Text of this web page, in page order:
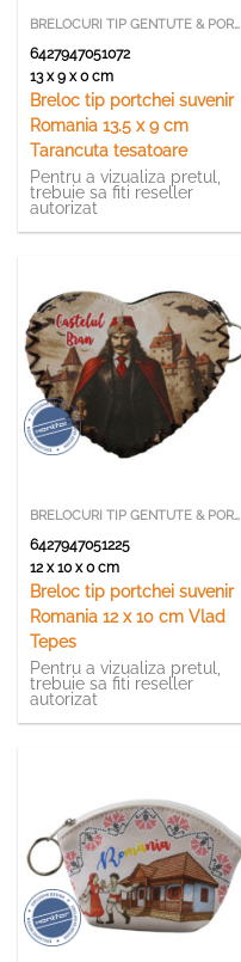
BRELOCURI TIP GENTUTE & PORTCHEI
6427947051072
13 x 9 x 0 cm
Breloc tip portchei suvenir
Romania 13.5 x 9 cm
Tarancuta tesatoare
Pentru a vizualiza pretul,
trebuie sa fiti reseller
autorizat
BRELOCURI TIP GENTUTE & PORTCHEI
6427947051225
12 x 10 x 0 cm
Breloc tip portchei suvenir
Romania 12 x 10 cm Vlad
Tepes
Pentru a vizualiza pretul,
trebuie sa fiti reseller
autorizat